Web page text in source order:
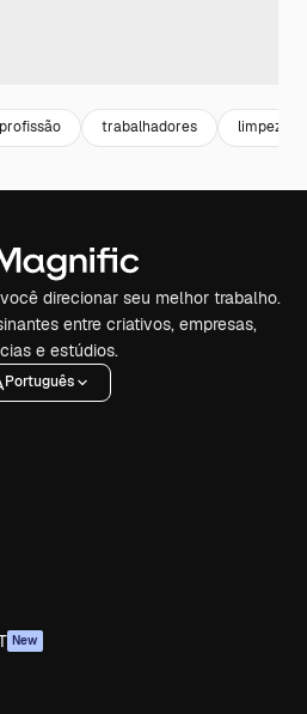
profissão trabalhadores limpeza
direcionar seu melhor trabalho.
entre criativos, empresas,
e estúdios.
Português
New